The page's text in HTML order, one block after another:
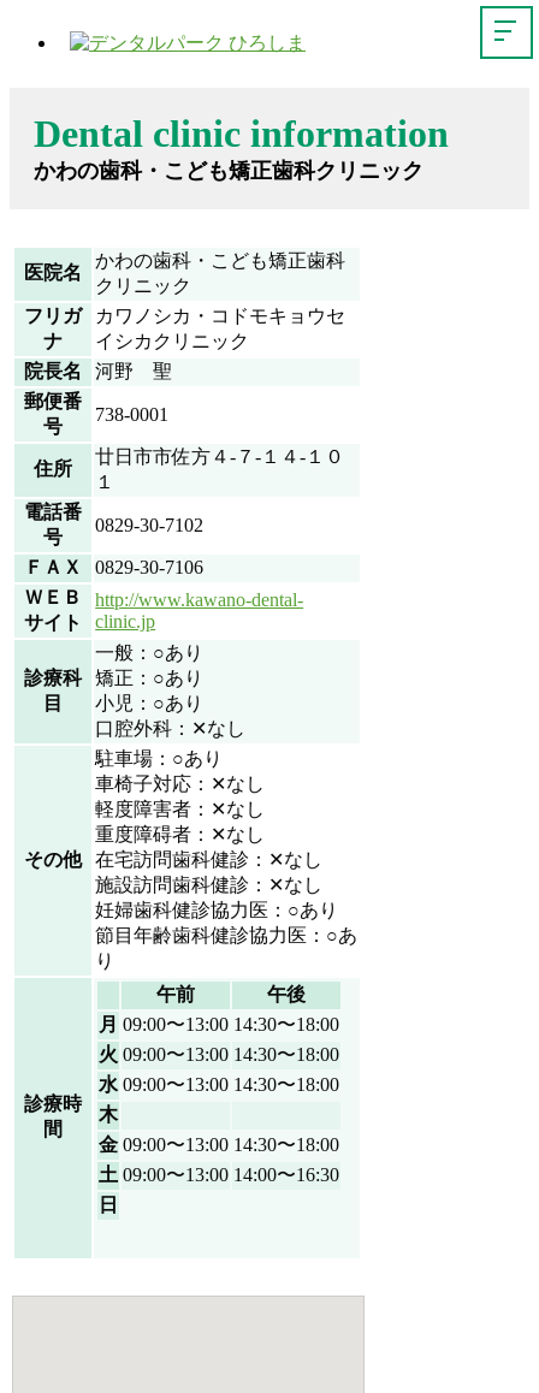
Dental clinic information
かわの歯科・こども矯正歯科クリニック
医院名
かわの歯科・こども矯正歯科
クリニック
フリガ
ナ
カワノシカ・コドモキョウセ
イシカクリニック
院長名
河野 聖
郵便番
号
738-0001
住所
廿日市市佐方４-７-１４-１０
１
電話番
号
0829-30-7102
ＦＡＸ
0829-30-7106
ＷＥＢ
サイト
http://www.kawano-dental-
clinic.jp
診療科
目
一般：○あり
矯正：○あり
小児：○あり
口腔外科：✕なし
その他
駐車場：○あり
車椅子対応：✕なし
軽度障害者：✕なし
重度障碍者：✕なし
在宅訪問歯科健診：✕なし
施設訪問歯科健診：✕なし
妊婦歯科健診協力医：○あり
節目年齢歯科健診協力医：○あ
り
診療時
間
午前
午後
月 09:00〜13:00 14:30〜18:00
火 09:00〜13:00 14:30〜18:00
水 09:00〜13:00 14:30〜18:00
木
金 09:00〜13:00 14:30〜18:00
土 09:00〜13:00 14:00〜16:30
日